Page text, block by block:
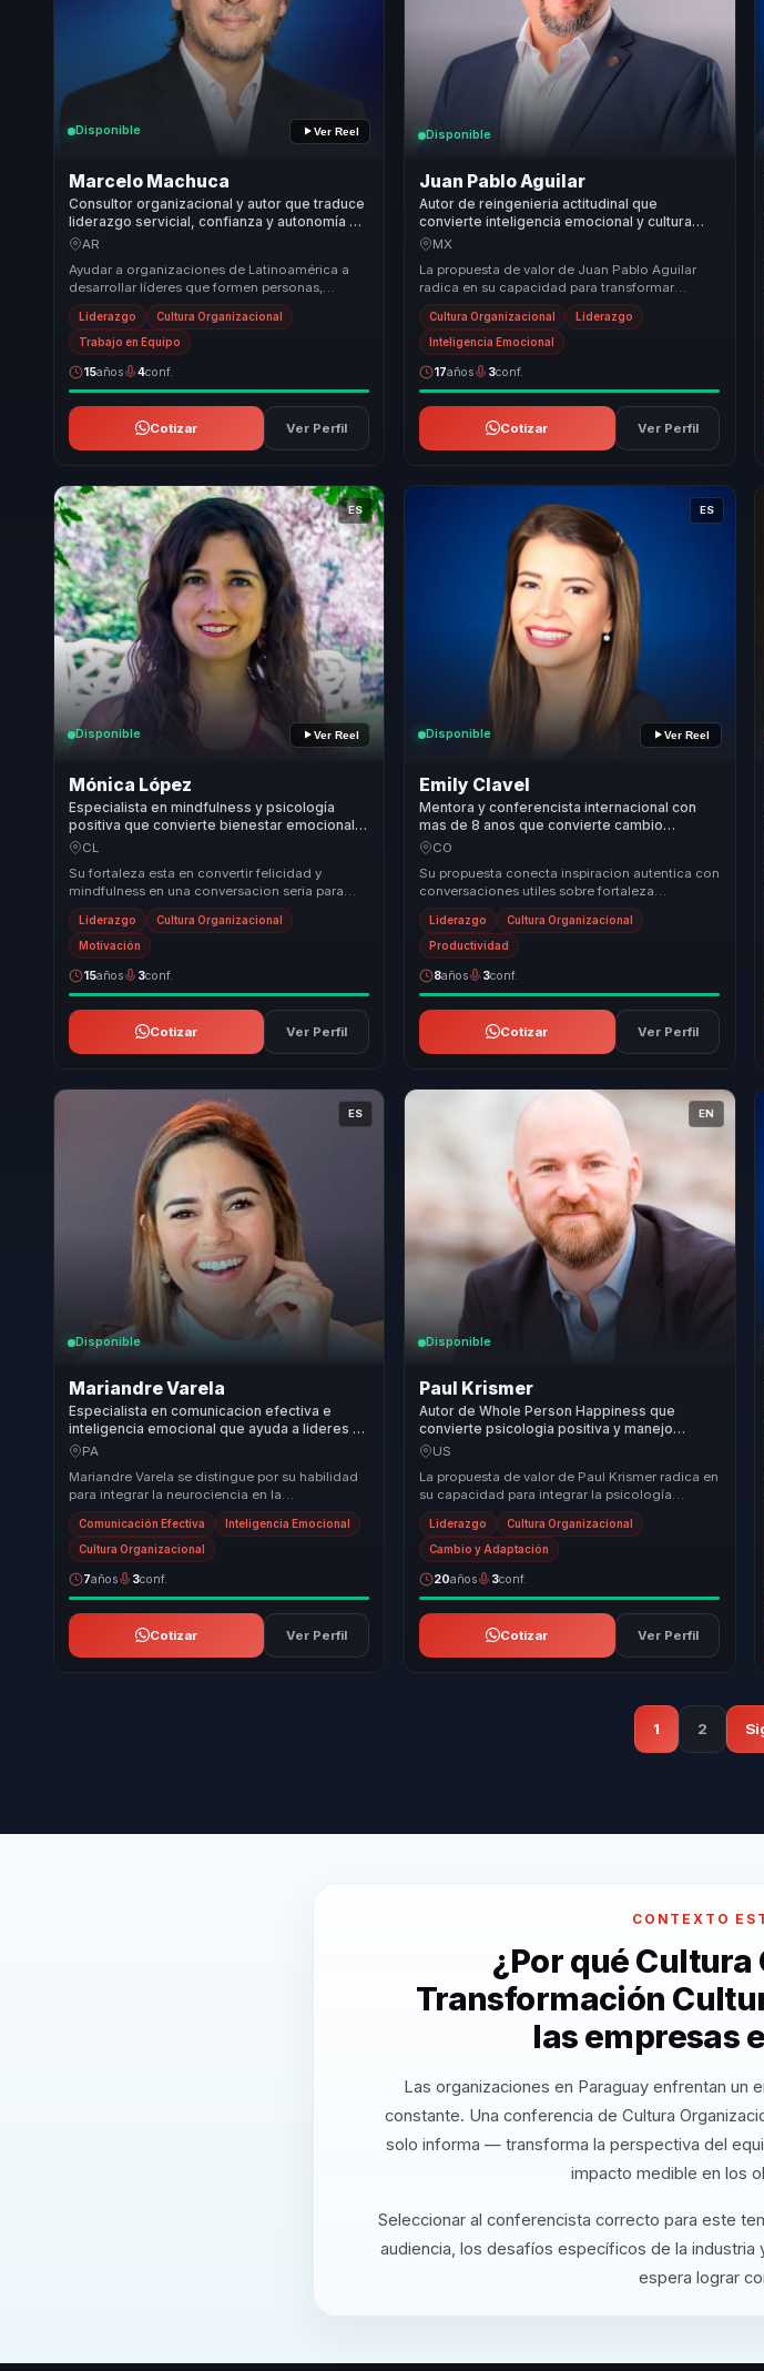
Disponible Ver Reel
Marcelo Machuca
Consultor organizacional y autor que traduce
liderazgo servicial, confianza y autonomía en
resultados con sentido para líderes.
AR
Ayudar a organizaciones de Latinoamérica a
desarrollar líderes que formen personas,
fortalezcan equipos y conviertan confianza,
autonomía...
Liderazgo Cultura Organizacional
Trabajo en Equipo
15años 4conf.
Cotizar Ver Perfil
Disponible
Juan Pablo Aguilar
Autor de reingenieria actitudinal que
convierte inteligencia emocional y cultura
organizacional en cohesion para lideres y
MX
La propuesta de valor de Juan Pablo Aguilar
radica en su capacidad para transformar
actitudes a través de la reingeniería actitudinal.
A ...Cultura Organizacional Liderazgo
Inteligencia Emocional
17años 3conf.
Cotizar Ver Perfil
ES
Disponible Ver Reel
Mónica López
Especialista en mindfulness y psicología
positiva que convierte bienestar emocional
en productividad sostenible para líderes y
CL
Su fortaleza esta en convertir felicidad y
mindfulness en una conversacion seria para
negocio, liderazgo y cultura. Baja bienestar a
prac...
Liderazgo Cultura Organizacional
Motivación
15años 3conf.
Cotizar Ver Perfil
ES
Disponible Ver Reel
Emily Clavel
Mentora y conferencista internacional con
mas de 8 anos que convierte cambio
personal y autoestima en energia para
CO
Su propuesta conecta inspiracion autentica con
conversaciones utiles sobre fortaleza
emocional, enfoque y capacidad de levantarse.
Lleva ...
Liderazgo Cultura Organizacional
Productividad
8años 3conf.
Cotizar Ver Perfil
ES
Disponible
Mariandre Varela
Especialista en comunicacion efectiva e
inteligencia emocional que ayuda a lideres y
equipos a convertir emociones en cohesion,
PA
Mariandre Varela se distingue por su habilidad
para integrar la neurociencia en la
comunicación empresarial, ofreciendo
resultados medibl...
Comunicación Efectiva Inteligencia Emocional
Cultura Organizacional
7años 3conf.
Cotizar Ver Perfil
EN
Disponible
Paul Krismer
Autor de Whole Person Happiness que
convierte psicologia positiva y manejo
emocional en bienestar y productividad para
US
La propuesta de valor de Paul Krismer radica en
su capacidad para integrar la psicología
positiva en el entorno corporativo, ofreciendo
h...Liderazgo Cultura Organizacional
Cambio y Adaptación
20años 3conf.
Cotizar Ver Perfil
1 2
CONTEXTO
¿Por qué
Transformación
las empresas
Las organizaciones en Paraguay enfrentan un
constante. Una conferencia de Cultura
solo informa — transforma la perspectiva del
impacto medible en los
Seleccionar al conferencista correcto para este
audiencia, los desafíos específicos de la
espera lograr